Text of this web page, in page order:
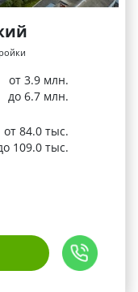
от 3.9 млн.
до 6.7 млн.
от 84.0 тыс.
109.0 тыс.